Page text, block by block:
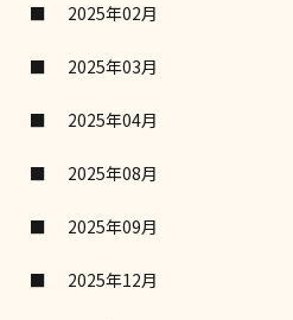
2025年02月
2025年03月
2025年04月
2025年08月
2025年09月
2025年12月